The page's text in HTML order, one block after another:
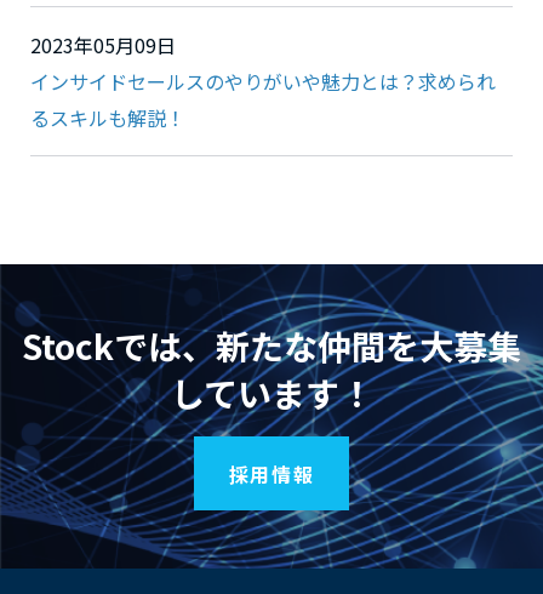
2023年05月09日
インサイドセールスのやりがいや魅力とは？求められ
るスキルも解説！
Stockでは、新たな仲間を大募集
しています！
採用情報